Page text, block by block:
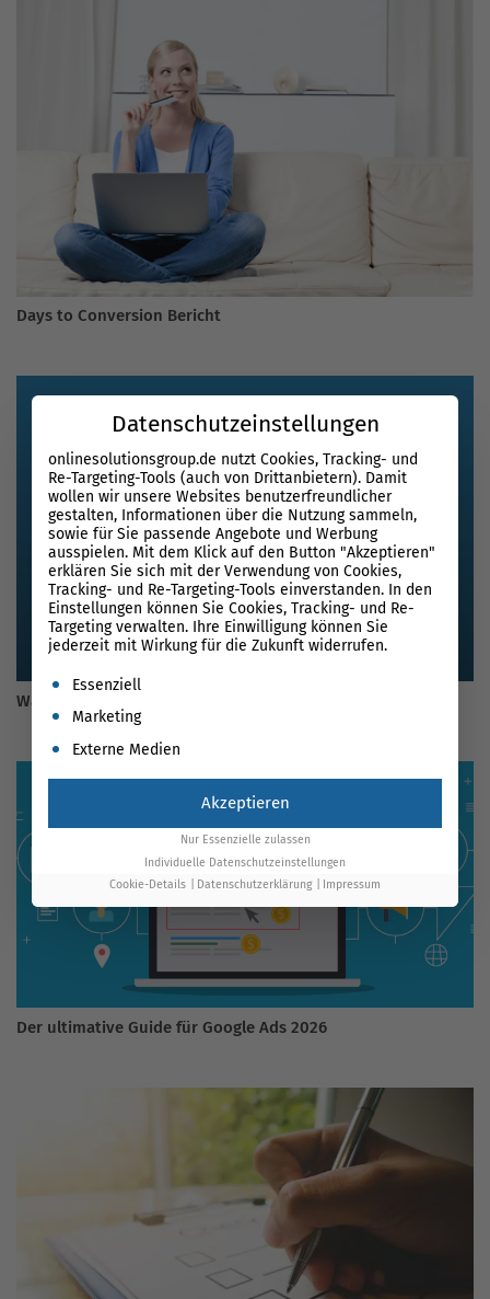
Days to Conversion Bericht
Was ist eigentlich Inbound Marketing? Der Guide für 2026
Der ultimative Guide für Google Ads 2026
Datenschutzeinstellungen
onlinesolutionsgroup.de nutzt Cookies, Tracking- und
Re-Targeting-Tools (auch von Drittanbietern). Damit
wollen wir unsere Websites benutzerfreundlicher
gestalten, Informationen über die Nutzung sammeln,
sowie für Sie passende Angebote und Werbung
ausspielen. Mit dem Klick auf den Button "Akzeptieren"
erklären Sie sich mit der Verwendung von Cookies,
Tracking- und Re-Targeting-Tools einverstanden. In den
Einstellungen können Sie Cookies, Tracking- und Re-
Targeting verwalten. Ihre Einwilligung können Sie
jederzeit mit Wirkung für die Zukunft widerrufen.
Es folgt eine Liste der Service-Gruppen, für die eine
Essenziell
Marketing
Externe Medien
Akzeptieren
Nur Essenzielle zulassen
Individuelle Datenschutzeinstellungen
Cookie-Details
Datenschutzerklärung Impressum